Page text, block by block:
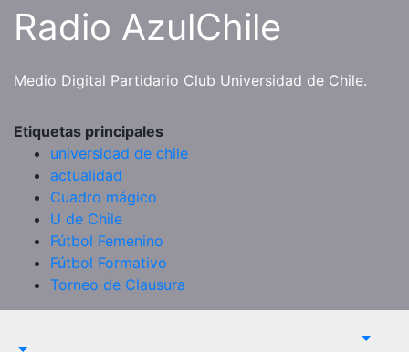
SaltarRadio AzulChile
Medio Digital Partidario Club Universidad de Chile.
Etiquetas principales
universidad de chile
actualidad
Cuadro mágico
U de Chile
Fútbol Femenino
Fútbol Formativo
Torneo de Clausura